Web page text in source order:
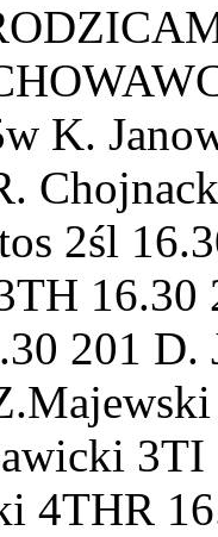
K.
2śl
16.30
201
4THR